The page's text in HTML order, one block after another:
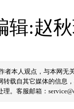
辑:赵
者本人观点，与本网
转载自其它媒体的信息
。客服邮箱：